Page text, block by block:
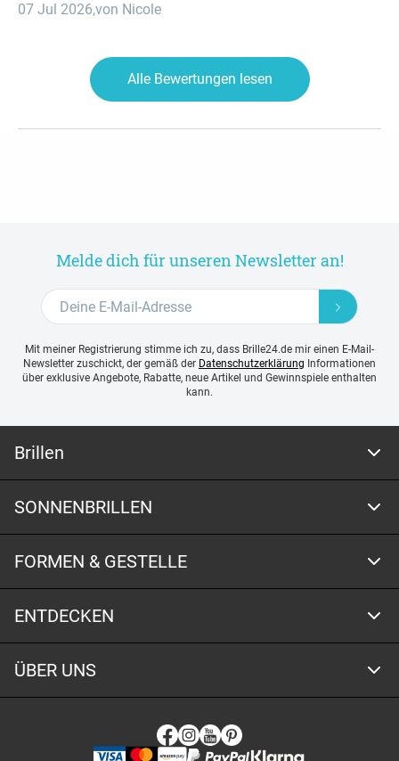
07 Jul 2026,von Nicole
Alle Bewertungen lesen
Melde dich für unseren Newsletter an!
Mit meiner Registrierung stimme ich zu, dass Brille24.de mir einen E-Mail-
Newsletter zuschickt, der gemäß der Datenschutzerklärung Informationen
über exklusive Angebote, Rabatte, neue Artikel und Gewinnspiele enthalten
kann.
Brillen
SONNENBRILLEN
FORMEN & GESTELLE
ENTDECKEN
ÜBER UNS